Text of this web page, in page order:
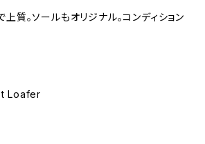
質。ソールもオリジナル。コンディション
Loafer